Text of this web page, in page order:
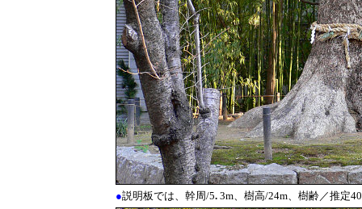
●説明板では、幹周/5. 3m、樹高/24m、樹齢／推定